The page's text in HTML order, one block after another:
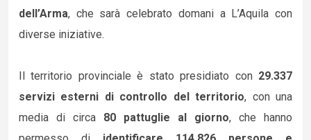
dell’Arma, che sarà celebrato domani a L’Aquila con
diverse iniziative.
Il territorio provinciale è stato presidiato con 29.337
servizi esterni di controllo del territorio, con una
media di circa 80 pattuglie al giorno, che hanno